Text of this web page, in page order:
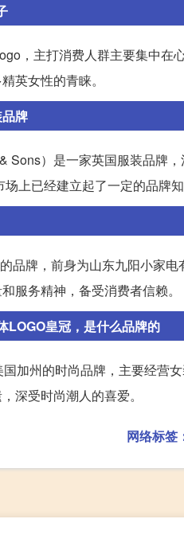
，主打消费人群主要集中在
英女性的青睐。
牌
Sons）是一家英国服装品牌
上已经建立起了一定的品牌知
品牌，前身为山东九阳小家
服务精神，备受消费者信赖。
LOGO皇冠，是什么品牌的
加州的时尚品牌，主要经营
深受时尚潮人的喜爱。
网络标签